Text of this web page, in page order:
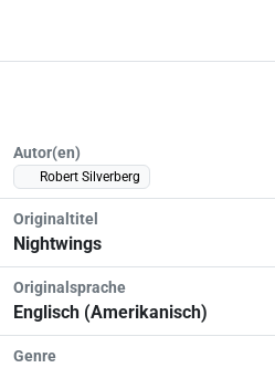
Autor(en)
Robert Silverberg
Originaltitel
Nightwings
Originalsprache
Englisch (Amerikanisch)
Genre